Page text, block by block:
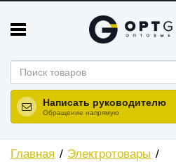
Написать руководителю
Обращение напрямую
Главная
Электротовары